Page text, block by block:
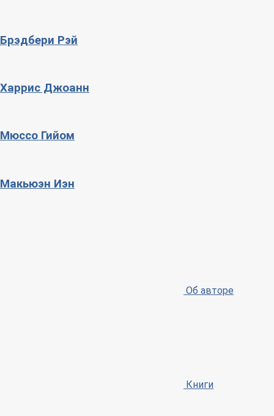
Брэдбери Рэй
Харрис Джоанн
Мюссо Гийом
Макьюэн Иэн
Об авторе
Книги